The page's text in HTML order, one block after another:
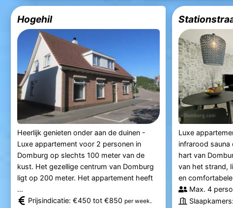
Hogehil
Heerlijk genieten onder aan de duinen -
Luxe appartement voor 2 personen in
Domburg op slechts 100 meter van de
kust. Het gezellige centrum van Domburg
ligt op 200 meter. Het appartement heeft
...
Prijsindicatie: €450 tot €850 per week.
Luxe
infrarood sauna
hart van
van het strand,
en
Max. 4